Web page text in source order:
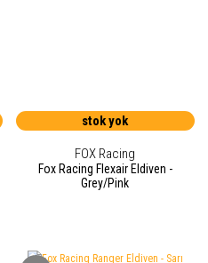
stok yok
FOX Racing
Fox Racing Flexair Eldiven -
Grey/Pink